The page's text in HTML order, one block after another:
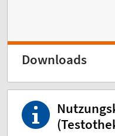
Downloads